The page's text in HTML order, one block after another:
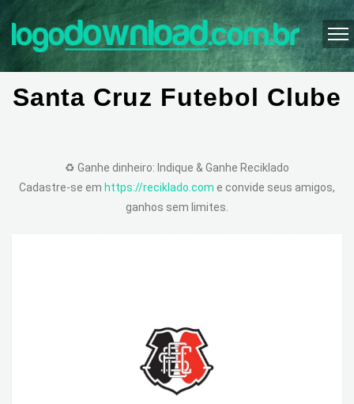
Santa Cruz Futebol Clube
♻️ Ganhe dinheiro: Indique & Ganhe Reciklado
Cadastre-se em https://reciklado.com e convide seus amigos,
ganhos sem limites.